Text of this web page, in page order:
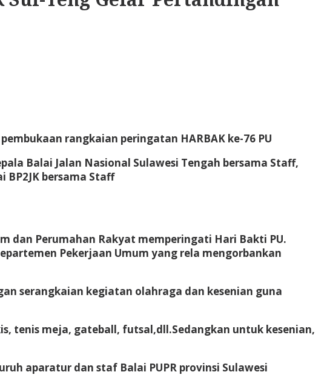
rangkaian peringatan HARBAK ke-76 PU
Balai Jalan Nasional Sulawesi Tengah bersama Staff,
BP2JK bersama Staff
dan Perumahan Rakyat memperingati Hari Bakti PU.
Pekerjaan Umum yang rela mengorbankan
serangkaian kegiatan olahraga dan kesenian guna
tenis meja, gateball, futsal,dll.Sedangkan untuk kesenian,
aparatur dan staf Balai PUPR provinsi Sulawesi